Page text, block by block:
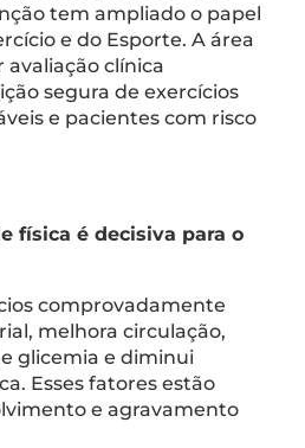
tem ampliado o papel
e do Esporte. A área
avaliação clínica
segura de exercícios
e pacientes com risco
física é decisiva para o
comprovadamente
melhora circulação,
glicemia e diminui
Esses fatores estão
e agravamento